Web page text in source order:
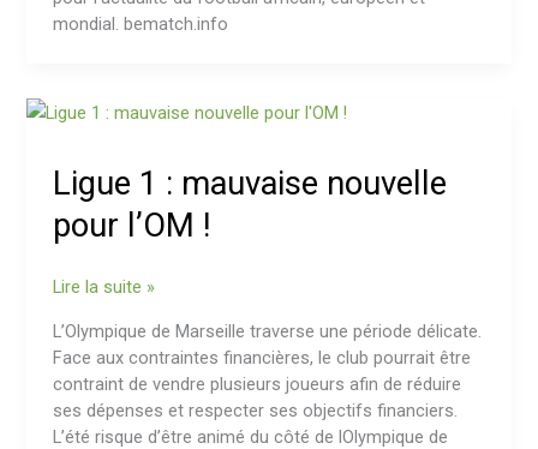
mondial. bematch.info
Ligue 1 : mauvaise nouvelle
pour l’OM !
Ligue
mauvaise
nouvelle
pour
!Lire la suite »
L’Olympique de Marseille traverse une période délicate.
Face aux contraintes financières, le club pourrait être
contraint de vendre plusieurs joueurs afin de réduire
ses dépenses et respecter ses objectifs financiers.
L’été risque d’être animé du côté de lOlympique de